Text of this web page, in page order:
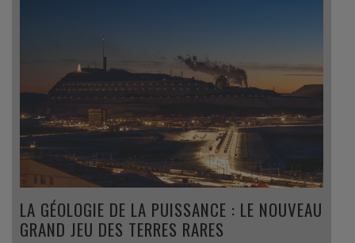
LA GÉOLOGIE DE LA PUISSANCE : LE NOUVEAU
GRAND JEU DES TERRES RARES